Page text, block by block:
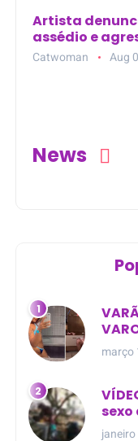
Artista
assédio e
no Mercadão
em Santarém
Catwoman Aug
News
março